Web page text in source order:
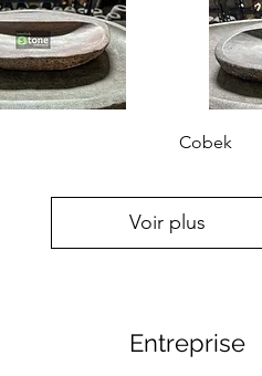
Cobek
Voir plus
Entreprise